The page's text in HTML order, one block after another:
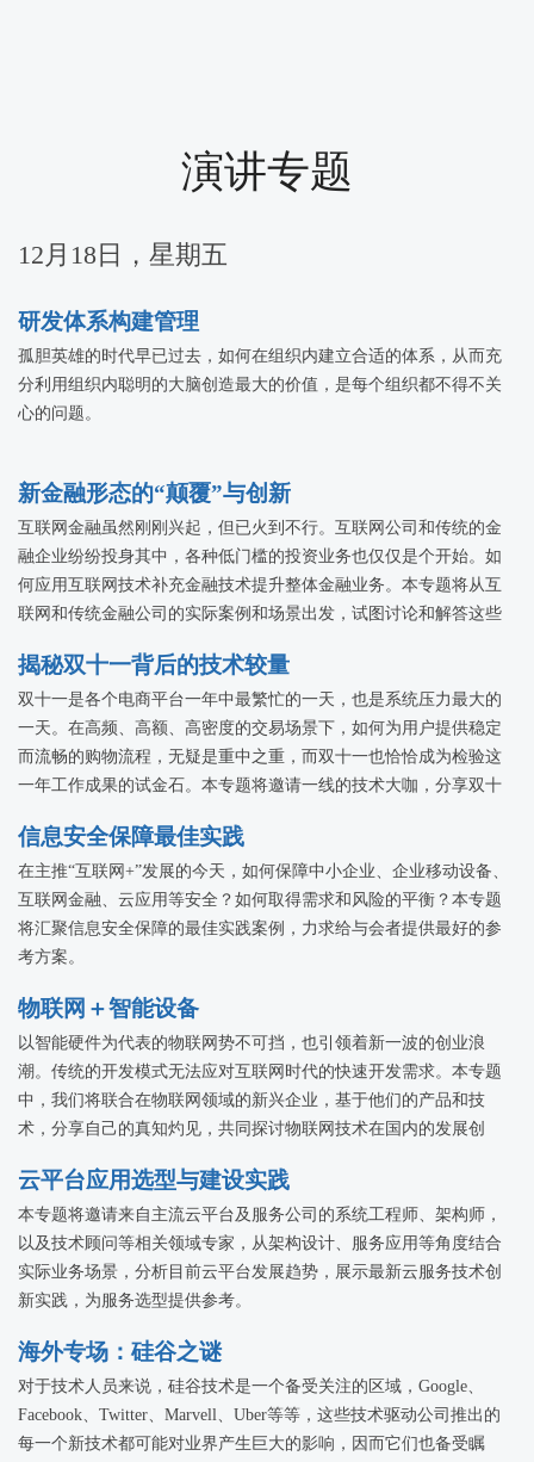
演讲专题
12月18日，星期五
研发体系构建管理
孤胆英雄的时代早已过去，如何在组织内建立合适的体系，从而充
分利用组织内聪明的大脑创造最大的价值，是每个组织都不得不关
心的问题。
新金融形态的“颠覆”与创新
互联网金融虽然刚刚兴起，但已火到不行。互联网公司和传统的金
融企业纷纷投身其中，各种低门槛的投资业务也仅仅是个开始。如
何应用互联网技术补充金融技术提升整体金融业务。本专题将从互
联网和传统金融公司的实际案例和场景出发，试图讨论和解答这些
揭秘双十一背后的技术较量
双十一是各个电商平台一年中最繁忙的一天，也是系统压力最大的
一天。在高频、高额、高密度的交易场景下，如何为用户提供稳定
而流畅的购物流程，无疑是重中之重，而双十一也恰恰成为检验这
一年工作成果的试金石。本专题将邀请一线的技术大咖，分享双十
信息安全保障最佳实践
在主推“互联网+”发展的今天，如何保障中小企业、企业移动设备、
互联网金融、云应用等安全？如何取得需求和风险的平衡？本专题
将汇聚信息安全保障的最佳实践案例，力求给与会者提供最好的参
考方案。
物联网＋智能设备
以智能硬件为代表的物联网势不可挡，也引领着新一波的创业浪
潮。传统的开发模式无法应对互联网时代的快速开发需求。本专题
中，我们将联合在物联网领域的新兴企业，基于他们的产品和技
术，分享自己的真知灼见，共同探讨物联网技术在国内的发展创
云平台应用选型与建设实践
本专题将邀请来自主流云平台及服务公司的系统工程师、架构师，
以及技术顾问等相关领域专家，从架构设计、服务应用等角度结合
实际业务场景，分析目前云平台发展趋势，展示最新云服务技术创
新实践，为服务选型提供参考。
海外专场：硅谷之谜
对于技术人员来说，硅谷技术是一个备受关注的区域，Google、
Facebook、Twitter、Marvell、Uber等等，这些技术驱动公司推出的
每一个新技术都可能对业界产生巨大的影响，因而它们也备受瞩